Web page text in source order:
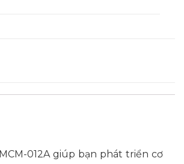
012A giúp bạn phát triển cơ